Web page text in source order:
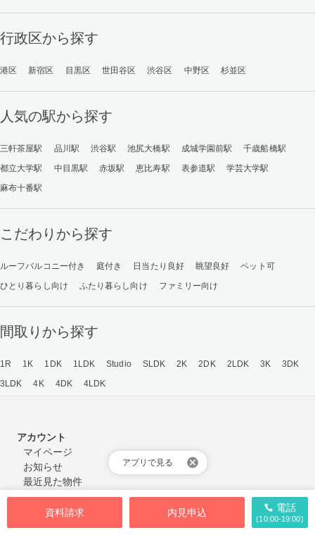
資料請求 内見申込 電話
(10:00-19:00)
アプリで見る
行政区から探す
港区 新宿区 目黒区 世田谷区 渋谷区 中野区 杉並区
人気の駅から探す
三軒茶屋駅 品川駅 渋谷駅 池尻大橋駅 成城学園前駅
千歳船橋駅
都立大学駅
中目黒駅 赤坂駅 恵比寿駅 表参道駅
学芸大学駅
麻布十番駅
こだわりから探す
ルーフバルコニー付き 庭付き 日当たり良好 眺望良好
ペット可
ひとり暮らし向け
ふたり暮らし向け ファミリー向け
間取りから探す
1R 1K 1DK 1LDK Studio SLDK 2K 2DK 2LDK 3K
3DK
3LDK
4K 4DK 4LDK
アカウント
マイページ
お知らせ
最近見た物件
保存物件
保存した検索条件
フォロー中のMIX